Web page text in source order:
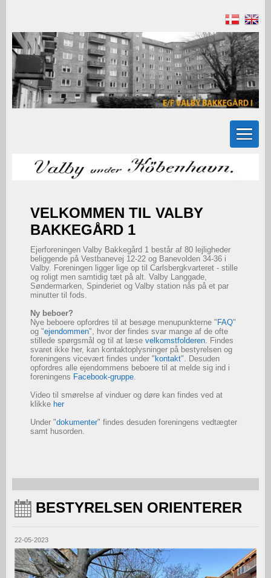
VELKOMMEN TIL VALBY
BAKKEGÅRD 1
Ejerforeningen Valby Bakkegård 1 består af 80 lejligheder
beliggende på Vestbanevej 12-22 og Banevolden 34-36 i
Valby. Foreningen ligger lige op til Carlsbergkvarteret - stille
og roligt men samtidig tæt på alt. Valby Langgade,
Søndermarken, Spinderiet og Valby station nås på et par
minutter til fods.
Ny beboer?
Nye beboere opfordres til at besøge menupunkterne " FAQ"
og "ejendommen", hvor der findes svar mange af de ofte
stillede spørgsmål og til at læse velkomstfolderen. Findes
svaret ikke her, kan kontaktoplysninger på bestyrelsen og
foreningens vicevært findes under " kontakt". Desuden
opfordres alle ejendommens beboere til at melde sig ind i
foreningens Facebook-gruppe.
Video til smørelse af vinduer og døre kan findes ved at
klikke her
Under "dokumenter" findes desuden foreningens vedtægter
samt husorden.
BESTYRELSEN ORIENTERER
22-05-2023